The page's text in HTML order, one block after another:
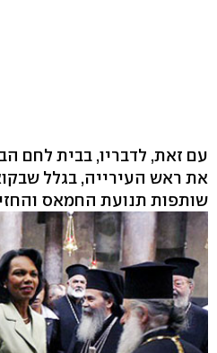
עם זאת, לדבריו, בבית לחם
את ראש העירייה, בגלל
שותפות תנועת החמאס